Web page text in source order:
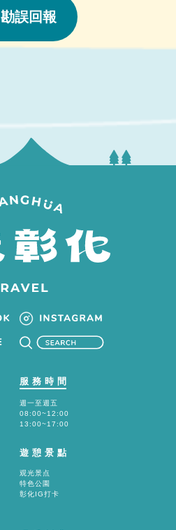
勘誤回報
服務時間
週一至週五
08:00~12:00
13:00~17:00
遊憩景點
观光景点
特色公園
彰化IG打卡